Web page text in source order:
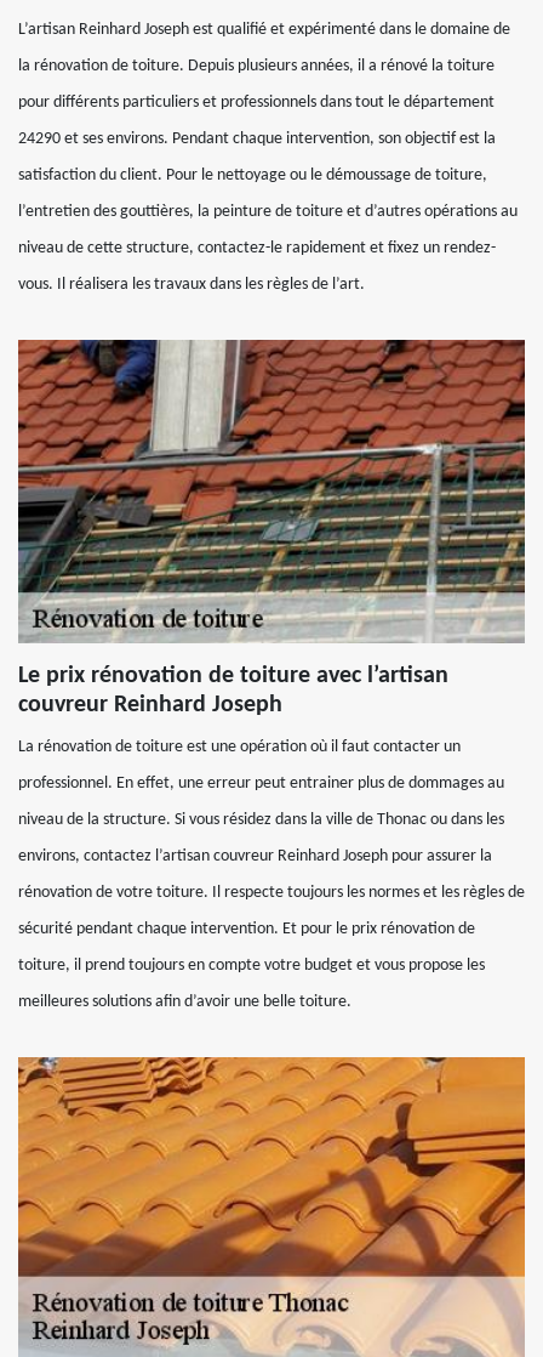
L’artisan Reinhard Joseph est qualifié et expérimenté dans le domaine de
la rénovation de toiture. Depuis plusieurs années, il a rénové la toiture
pour différents particuliers et professionnels dans tout le département
24290 et ses environs. Pendant chaque intervention, son objectif est la
satisfaction du client. Pour le nettoyage ou le démoussage de toiture,
l’entretien des gouttières, la peinture de toiture et d’autres opérations au
niveau de cette structure, contactez-le rapidement et fixez un rendez-
vous. Il réalisera les travaux dans les règles de l’art.
Le prix rénovation de toiture avec l’artisan
couvreur Reinhard Joseph
La rénovation de toiture est une opération où il faut contacter un
professionnel. En effet, une erreur peut entrainer plus de dommages au
niveau de la structure. Si vous résidez dans la ville de Thonac ou dans les
environs, contactez l’artisan couvreur Reinhard Joseph pour assurer la
rénovation de votre toiture. Il respecte toujours les normes et les règles de
sécurité pendant chaque intervention. Et pour le prix rénovation de
toiture, il prend toujours en compte votre budget et vous propose les
meilleures solutions afin d’avoir une belle toiture.